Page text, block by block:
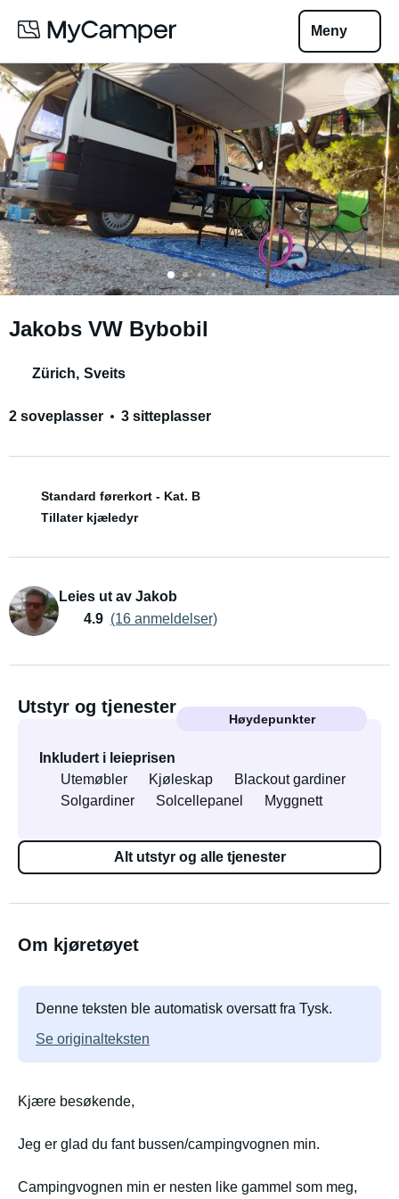
Meny
Jakobs VW Bybobil
Zürich, Sveits
2 soveplasser 3 sitteplasser
Standard førerkort - Kat. B
Tillater kjæledyr
Leies ut av Jakob
4.9 (16 anmeldelser)
Utstyr og tjenester
Høydepunkter
Inkludert i leieprisen
Utemøbler
Kjøleskap
Blackout gardiner
Solgardiner
Solcellepanel Myggnett
Alt utstyr og alle tjenester
Om kjøretøyet
Denne teksten ble automatisk oversatt fra Tysk.
Se originalteksten
Kjære besøkende,
Jeg er glad du fant bussen/campingvognen min.
Campingvognen min er nesten like gammel som meg,